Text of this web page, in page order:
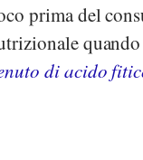
prima del
quando
di acido